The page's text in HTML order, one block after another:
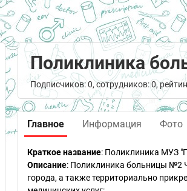
Поликлиника
Подписчиков: 0, сотрудников: 0,
Главное Информация Фото
Краткое название: Поликлиника МУЗ
Описание: Поликлиника больницы №2
города, а также территориально